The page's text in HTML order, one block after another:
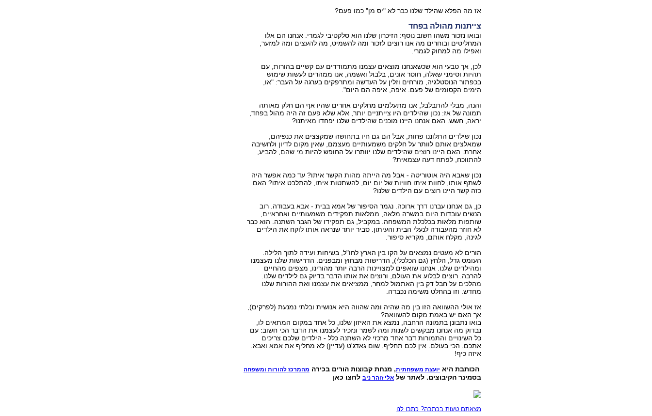
אז מה הפלא שהילד שלנו כבר לא "יס מן" כמו פעם?
צייתנות מהולה בפחד
ובואו נזכור משהו חשוב נוסף: הזיכרון שלנו הוא סלקטיבי לגמרי. אנחנו הם אלו
המחליטים ובוחרים מה אנו רוצים לזכור ומה להשמיט, מה להעצים ומה למזער,
ואפילו מה למחוק לגמרי.
לכן, אך טבעי הוא שכשאנחנו מוצאים עצמנו מתמודדים עם קשיים בהורות, עם
תהיות וסימני שאלה, חוסר אונים, בלבול ואשמה, אנו ממהרים לעשות שימוש
בכפתור הנוסטלגיה, מורחים וזלין על העדשה ומתרפקים בערגה על העבר: "או,
הימים הקסומים של פעם. איפה, איפה הם היום".
והנה, מבלי להתבלבל, אנו מתעלמים מחלקים אחרים שהיו אף הם חלק מאותה
תמונה של אז: נכון שהילדים היו צייתניים יותר, אלא שלא פעם זה היה מהול בפחד,
יראה, חשש. האם אנחנו היינו מוכנים שהילדים שלנו יפחדו מאיתנו?
נכון שילדים התלוננו פחות, אבל הם גם חיו בתחושה שמקצצים את כנפיהם,
שמאלצים אותם לוותר על חלקים משמעותיים מעצמם, שאין מקום לדיון ולחשיבה
אחרת. האם היינו רוצים שהילדים שלנו יוותרו על החופש להיות מי שהם, להביע,
להתווכח, לפתח דעה עצמאית?
נכון שאבא היה אוטוריטה - אבל מה הייתה מהות הקשר איתו? עד כמה אפשר היה
לשתף אותו, לחוות איתו חוויות של יום יום, להשתטות איתו, להתלבט איתו? האם
כזה קשר היינו רוצים עם הילדים שלנו?
כן, גם אנחנו עברנו דרך ארוכה. נגמר הסיפור של אמא בבית - אבא בעבודה. רוב
הנשים עובדות היום במשרה מלאה, ממלאות תפקידים משמעותיים ואחראיים,
שותפות מלאות בכלכלת המשפחה. במקביל, גם תפקידו של הגבר השתנה. הוא כבר
לא חוזר מהעבודה לנעלי הבית והעיתון. סביר יותר שנראה אותו לוקח את הילדים
לגינה, מקלח אותם, מקריא סיפור.
הורים לא מעטים נמצאים על הקו בין הארץ לחו"ל, בשיחות ועידה לתוך הלילה.
העומס גדל, הלחץ (גם הכלכלי), הדרישות מבחוץ ומבפנים. הדרישות שלנו מעצמנו
ומהילדים שלנו. אנחנו שואפים למצויינות הרבה יותר מהורינו, מצפים מהחיים
להרבה. רוצים לבלוע את העולם, ורוצים את אותו הדבר בדיוק גם לילדים שלנו.
מהלכים על חבל דק בין האתמול למחר, ממציאים את עצמנו ואת ההורות שלנו
מחדש. וזו בהחלט משימה נכבדה.
אז אולי ההשוואה הזו בין מה שהיה ומה שהווה היא אנושית ובלתי נמנעת (לפרקים),
אך האם יש באמת מקום להשוואה?
בואו נתבונן בתמונה הרחבה, נמצא את האיזון שלנו, כל אחד במקום המתאים לו,
נבדוק מה אנחנו מבקשים לשנות ומה לשמר ונזכיר לעצמנו את הדבר הכי חשוב: עם
כל השינויים והתמורות דבר אחד מרכזי לא השתנה כלל - הילדים שלכם צריכים
אתכם. הכי בעולם. אין לכם תחליף. שום גאדג'ט (עדיין) לא מחליף את אמא ואבא.
איזה כיף!
הכותבת היא יועצת משפחתית, מנחת קבוצות הורים בכירה מהמרכז להורות ומשפחה
בסמינר הקיבוצים. לאתר של אלי זוהר ניבלחצו כאן
מצאתם טעות בכתבה? כתבו לנו